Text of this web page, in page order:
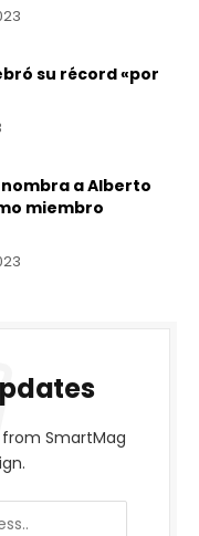
su récord «por
a Alberto
miembro
SmartMag